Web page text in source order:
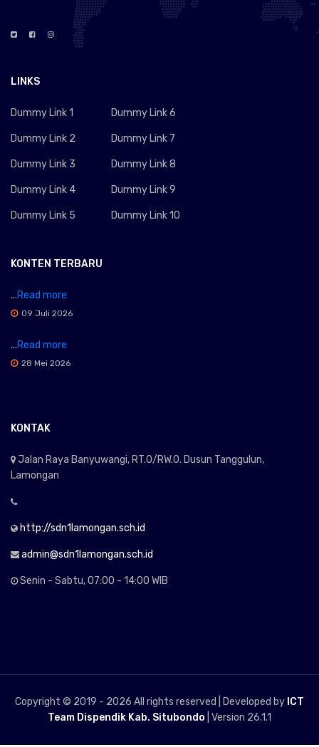
LINKS
Dummy Link 1
Dummy Link 2
Dummy Link 3
Dummy Link 4
Dummy Link 5
Dummy Link 6
Dummy Link 7
Dummy Link 8
Dummy Link 9
Dummy Link 10
KONTEN TERBARU
...Read more
09 Juli 2026
...Read more
28 Mei 2026
KONTAK
Jalan Raya Banyuwangi, RT.0/RW.0. Dusun Tanggulun,
Lamongan
http://sdn1lamongan.sch.id
admin@sdn1lamongan.sch.id
Senin - Sabtu, 07:00 - 14:00 WIB
Copyright © 2019 - 2026 All rights reserved | Developed by ICT
Team Dispendik Kab. Situbondo | Version 26.1.1